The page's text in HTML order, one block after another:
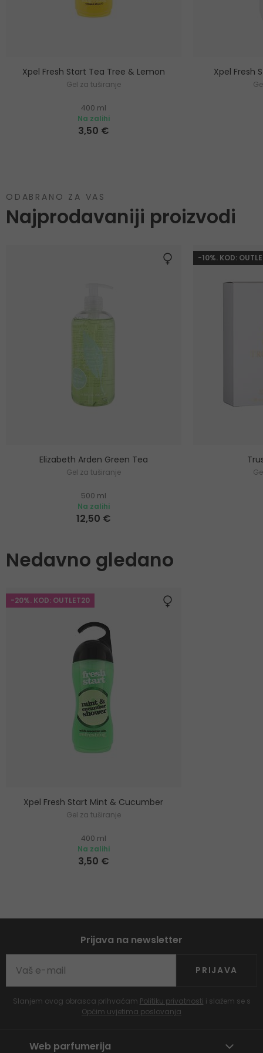
Xpel Fresh Start Tea Tree & Lemon
Gel za tuširanje
400 ml
Na zalihi
3,50 €
Xpel Fresh
ODABRANO ZA VAS
Najprodavaniji proizvodi
Elizabeth Arden Green Tea
Gel za tuširanje
500 ml
Na zalihi
12,50 €
-10%. KOD:
Nedavno gledano
-20%. KOD: OUTLET20
Xpel Fresh Start Mint & Cucumber
Gel za tuširanje
400 ml
Na zalihi
3,50 €
Prijava na newsletter
PRIJAVA
Slanjem ovog obrasca prihvaćam Politiku privatnosti i slažem se s
Općim uvjetima poslovanja
Web parfumerija